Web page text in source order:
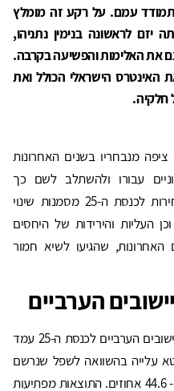
עמם. על רקע זה מומלץ
יזם לראשונה בנימין נתניהו,
את האלימות והפשיעה בקרבה.
האינטרס הישראלי הכולל ואת
חלקיה.
מנבחריו בשנים האחרונות
עבורו ולהשתלב לשם כך
בקואליציה ממשלתית, תוצאות הבחירות לכנסת ה-25 מסמנות שינוי
העליות והירידות של היחסים
האחרונות, שהגיעו לשיא חמור
הערביים
שיעור ההצבעה ביישובים הערביים לכנסת ה-25 עמד
המבטא עלייה בהשוואה לשפל שנרשם
בבחירות לכנסת ה-24 במארס 2021 - 44.6 אחוזים. התוצאות מפתיעות